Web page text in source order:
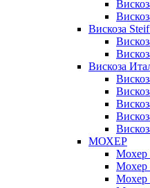
Вискоза
Вискоза
МОХЕР
Мохер
Мохер
Мохер